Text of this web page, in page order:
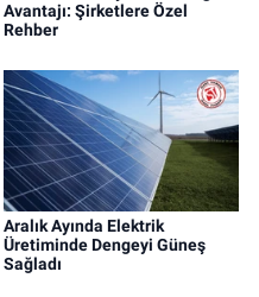
Avantajı: Şirketlere Özel
Rehber
Aralık Ayında Elektrik
Üretiminde Dengeyi Güneş
Sağladı